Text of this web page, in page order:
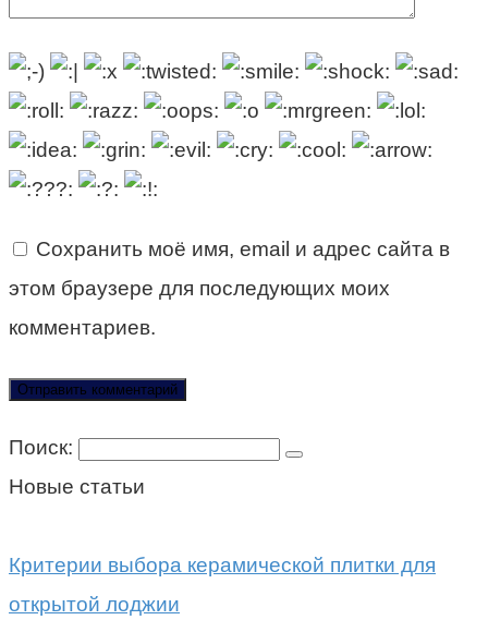
Сохранить моё имя, email и адрес сайта в
этом браузере для последующих моих
комментариев.
Поиск:
Новые статьи
Критерии выбора керамической плитки для
открытой лоджии